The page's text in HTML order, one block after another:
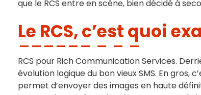
que le RCS entre en scène, bien décidé à
Le RCS, c’est quoi
RCS pour Rich Communication Services.
évolution logique du bon vieux SMS. En gros,
permet d’envoyer des images en haute